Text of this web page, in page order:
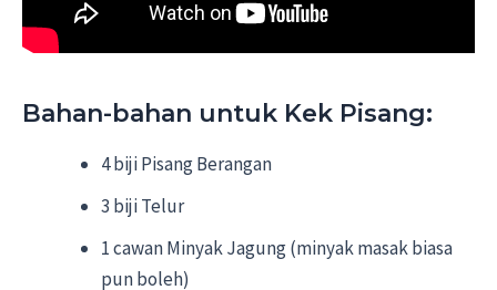
Bahan-bahan untuk Kek Pisang:
4 biji Pisang Berangan
3 biji Telur
1 cawan Minyak Jagung (minyak masak biasa
pun boleh)